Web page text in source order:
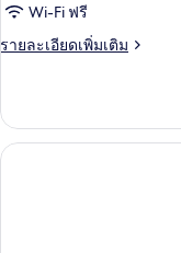
แฟ
มิ
Wi-Fi ฟรี
รายละเอียดเพิ่มเติม
ราย
เกี่ยว
กับ
ห้อง